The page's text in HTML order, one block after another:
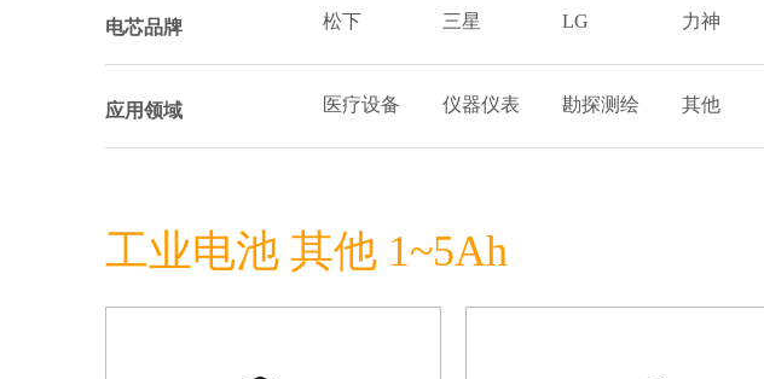
电芯品牌 松下 三星 LG 力神
应用领域 医疗设备 仪器仪表 勘探测绘 其他
工业电池 其他 1~5Ah